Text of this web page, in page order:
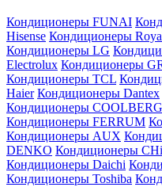
Кондиционеры FUNAI
Hisense Кондиционеры
Кондиционеры LG
Electrolux Кондиционеры
Кондиционеры TCL
Haier Кондиционеры Dantex
Кондиционеры СOOLBERG
Кондиционеры FERRUM
Кондиционеры AUX
DENKO Кондиционеры
Кондиционеры Daichi
Кондиционеры Toshiba